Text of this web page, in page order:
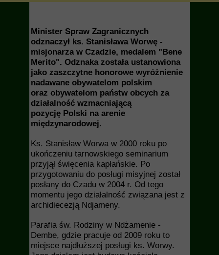
Minister Spraw Zagranicznych
odznaczył ks. Stanisława Worwę -
misjonarza w Czadzie, medalem "Bene
Merito". Odznaka została ustanowiona
jako zaszczytne honorowe wyróżnienie
nadawane obywatelom polskim
oraz obywatelom państw obcych za
działalność wzmacniającą
pozycję Polski na arenie
międzynarodowej.
Ks. Stanisław Worwa w 2000 roku po
ukończeniu tarnowskiego seminarium
przyjął święcenia kapłańskie. Po
przygotowaniu do posługi misyjnej został
posłany do Czadu w 2004 r. Od tego
momentu jego działalność związana jest z
archidiecezją Ndjameny.
Parafia św. Rodziny w Ndżamenie -
Dembe, gdzie pracuje od 2009 roku to
miejsce najdłuższej posługi ks. Worwy.